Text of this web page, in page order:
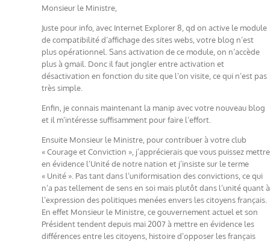
Monsieur le Ministre,
Juste pour info, avec Internet Explorer 8, qd on active le module
de compatibilité d’affichage des sites webs, votre blog n’est
plus opérationnel. Sans activation de ce module, on n’accède
plus à gmail. Donc il faut jongler entre activation et
désactivation en fonction du site que l’on visite, ce qui n’est pas
très simple.
Enfin, je connais maintenant la manip avec votre nouveau blog
et il m’intéresse suffisamment pour faire l’effort.
Ensuite Monsieur le Ministre, pour contribuer à votre club
« Courage et Conviction », j’apprécierais que vous puissez mettre
en évidence l’Unité de notre nation et j’insiste sur le terme
« Unité ». Pas tant dans l’uniformisation des convictions, ce qui
n’a pas tellement de sens en soi mais plutôt dans l’unité quant à
l’expression des politiques menées envers les citoyens français.
En effet Monsieur le Ministre, ce gouvernement actuel et son
Président tendent depuis mai 2007 à mettre en évidence les
différences entre les citoyens, histoire d’opposer les français